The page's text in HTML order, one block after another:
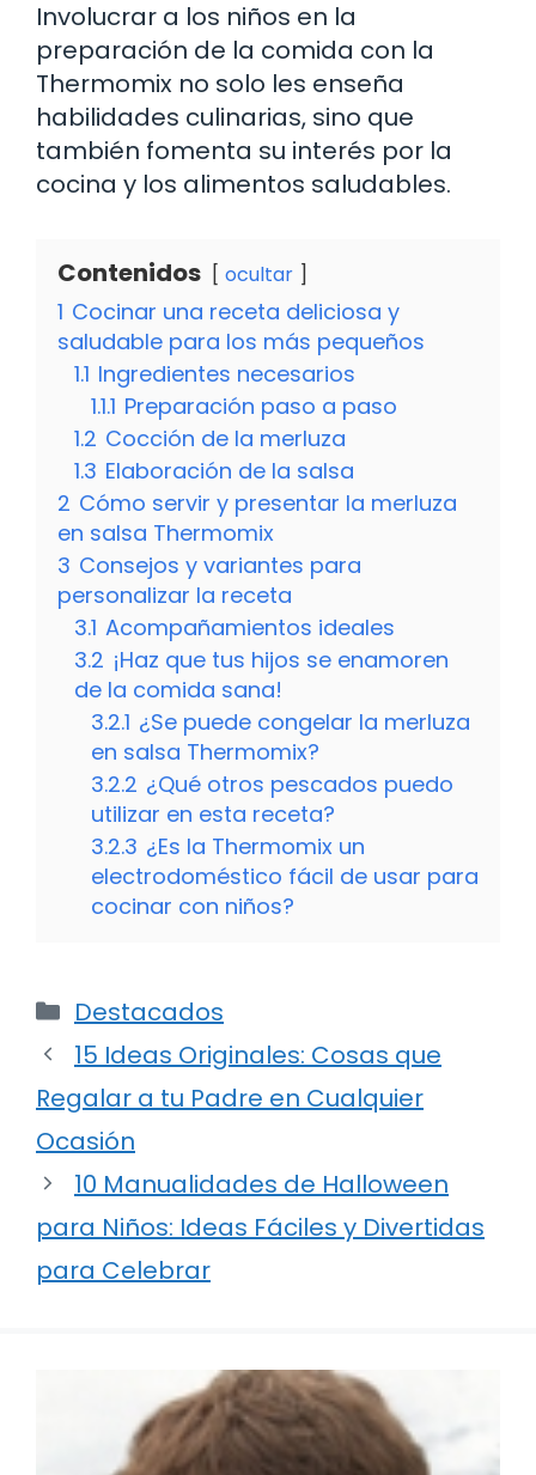
Involucrar a los niños en la
preparación de la comida con la
Thermomix no solo les enseña
habilidades culinarias, sino que
también fomenta su interés por la
cocina y los alimentos saludables.
Contenidos ocultar
1 Cocinar una receta deliciosa y
saludable para los más pequeños
1.1 Ingredientes necesarios
1.1.1 Preparación paso a paso
1.2 Cocción de la merluza
1.3 Elaboración de la salsa
2 Cómo servir y presentar la merluza
en salsa Thermomix
3 Consejos y variantes para
personalizar la receta
3.1 Acompañamientos ideales
3.2 ¡Haz que tus hijos se enamoren
de la comida sana!
3.2.1 ¿Se puede congelar la merluza
en salsa Thermomix?
3.2.2 ¿Qué otros pescados puedo
utilizar en esta receta?
3.2.3 ¿Es la Thermomix un
electrodoméstico fácil de usar para
cocinar con niños?
Categorías
Destacados
15 Ideas Originales: Cosas que
Regalar a tu Padre en Cualquier
Ocasión
10 Manualidades de Halloween
para Niños: Ideas Fáciles y Divertidas
para Celebrar